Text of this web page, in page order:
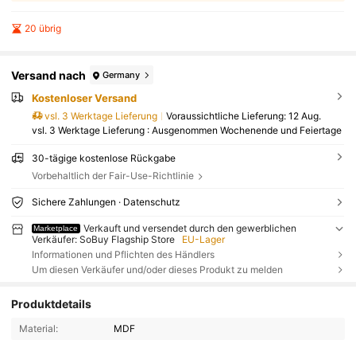
20 übrig
Versand nach Germany
Kostenloser Versand
vsl. 3 Werktage Lieferung Voraussichtliche Lieferung: 12 Aug.
vsl. 3 Werktage Lieferung : Ausgenommen Wochenende und Feiertage
30-tägige kostenlose Rückgabe
Vorbehaltlich der Fair-Use-Richtlinie
Sichere Zahlungen · Datenschutz
Marketplace
Verkauft und versendet durch den gewerblichen
Verkäufer: SoBuy Flagship Store
EU-Lager
Informationen und Pflichten des Händlers
Um diesen Verkäufer und/oder dieses Produkt zu melden
Produktdetails
Material: MDF